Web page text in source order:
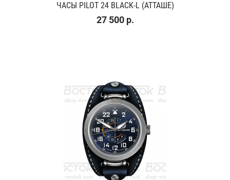
ЧАСЫ PILOT 24 BLACK-L (АТТАШЕ)
27 500 р.